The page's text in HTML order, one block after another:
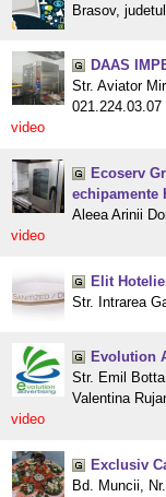
Brasov,
DAAS
Str. Aviator
021.224.03.07
video
Ecoserv
echipamente
Aleea Arinii
video
Elit
Str. Intrarea
Evolution
Str. Emil
Valentina
video
Exclusiv
Bd. Muncii,